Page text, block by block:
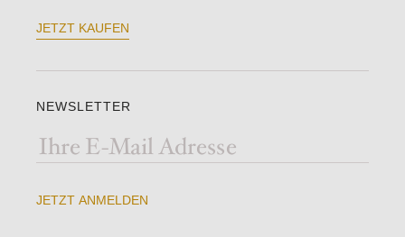
JETZT KAUFEN
NEWSLETTER
JETZT ANMELDEN